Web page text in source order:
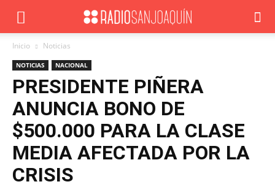
Inicio Noticias
NOTICIAS NACIONAL
PRESIDENTE PIÑERA
ANUNCIA BONO DE
$500.000 PARA LA CLASE
MEDIA AFECTADA POR LA
CRISIS